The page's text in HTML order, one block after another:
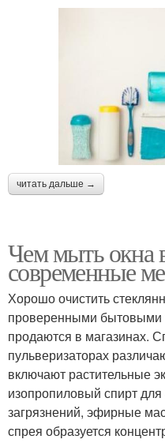
читать дальше →
Чем мыть окна
современные
Хорошо очистить
проверенными бытовыми
продаются в магазинах.
пульверизаторах
включают растительные
изопропиловый спирт
загрязнений, эфирные
спрея образуется